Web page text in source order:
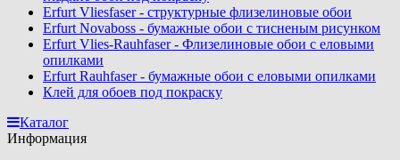
Erfurt Vliesfaser - структурные флизелиновые обои
Erfurt Novaboss - бумажные обои с тисненым рисунком
Erfurt Vlies-Rauhfaser - Флизелиновые обои с еловыми
опилками
Erfurt Rauhfaser - бумажные обои с еловыми опилками
Клей для обоев под покраску
Каталог
Информация